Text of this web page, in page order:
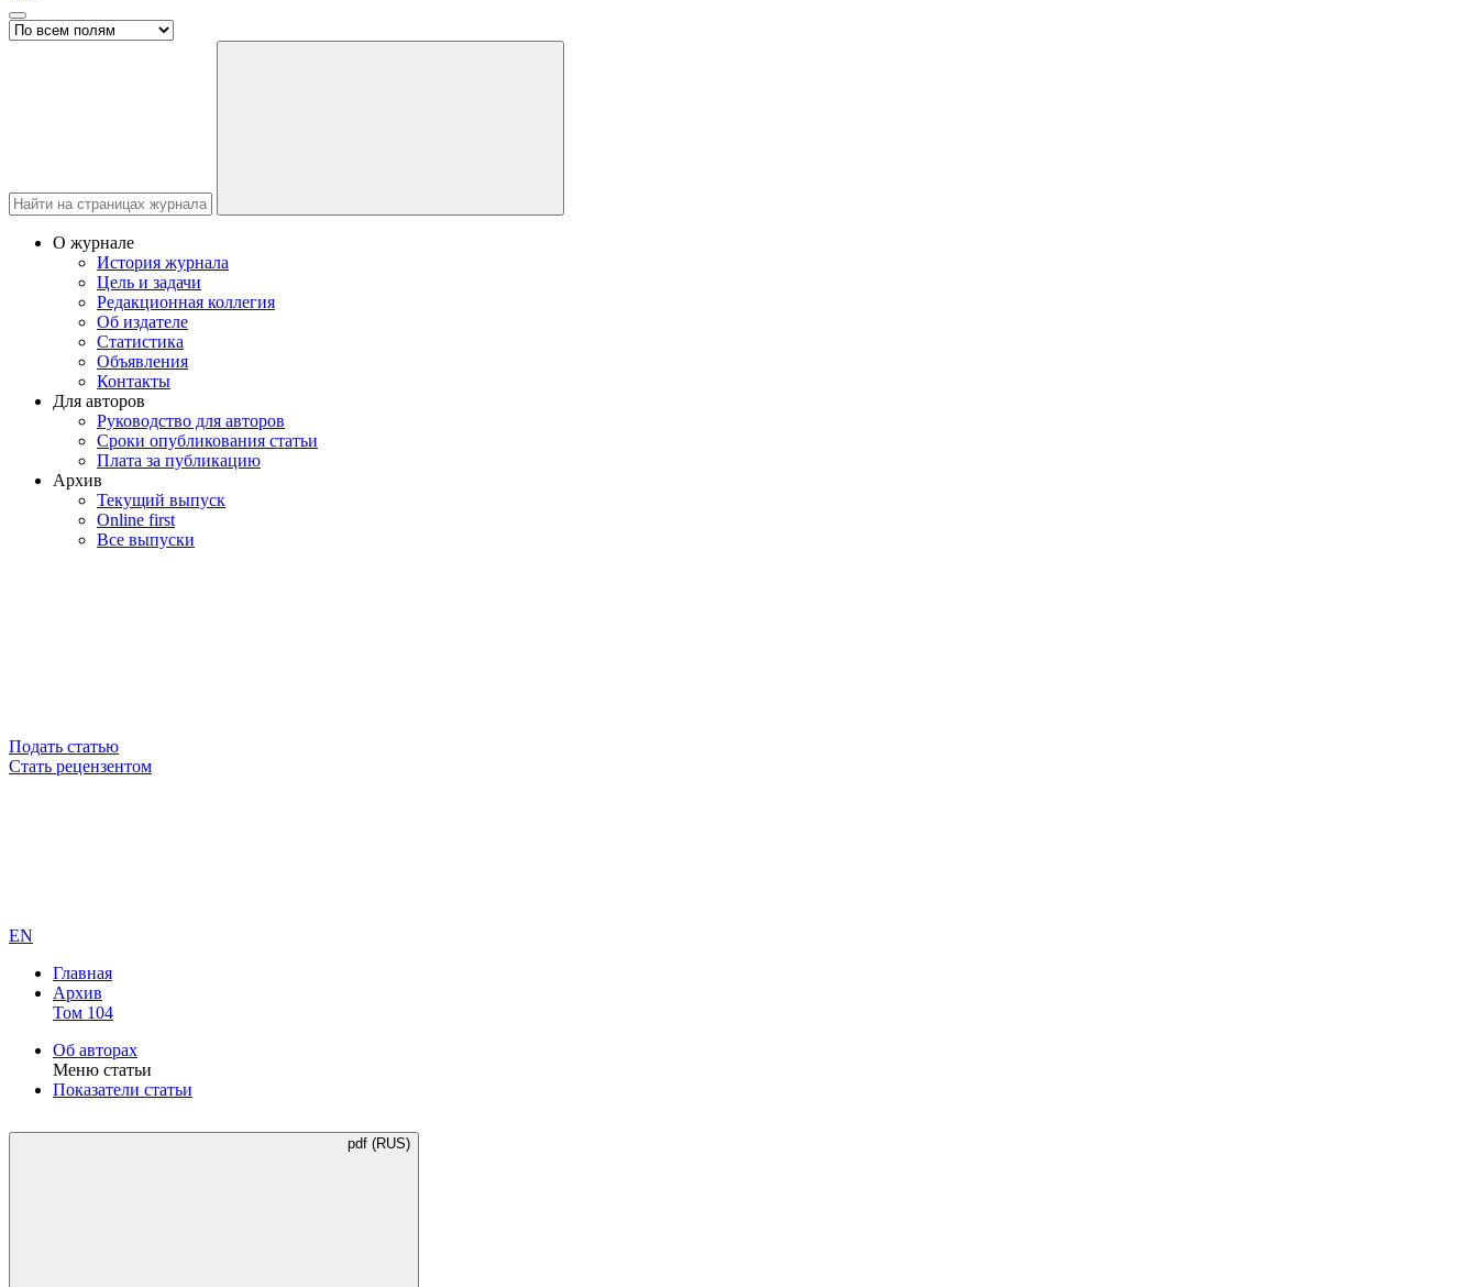
О журнале
История журнала
Цель и задачи
Редакционная коллегия
Об издателе
Статистика
Объявления
Контакты
Для авторов
Руководство для авторов
Сроки опубликования статьи
Плата за публикацию
Архив
Текущий выпуск
Online first
Все выпуски
Подать статью
Стать рецензентом
EN
Главная
Архив
Том 104
Об авторах
Меню статьи
Показатели статьи
pdf (RUS)